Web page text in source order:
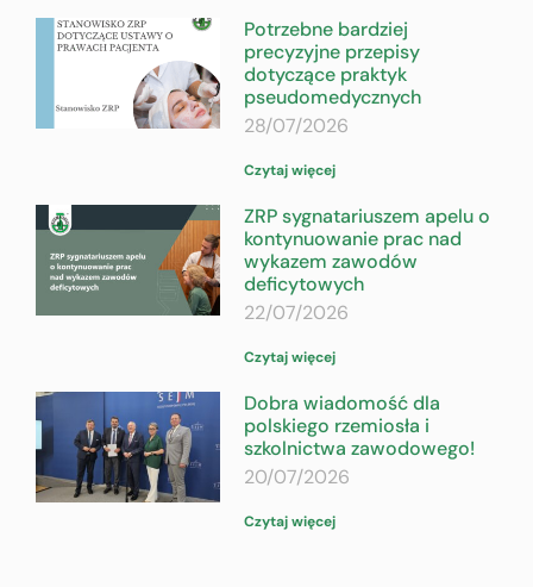
Potrzebne bardziej
precyzyjne przepisy
dotyczące praktyk
pseudomedycznych
28/07/2026
Czytaj więcej
ZRP sygnatariuszem apelu o
kontynuowanie prac nad
wykazem zawodów
deficytowych
22/07/2026
Czytaj więcej
Dobra wiadomość dla
polskiego rzemiosła i
szkolnictwa zawodowego!
20/07/2026
Czytaj więcej